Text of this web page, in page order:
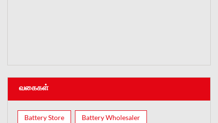
வகைகள்
Battery Store Battery Wholesaler